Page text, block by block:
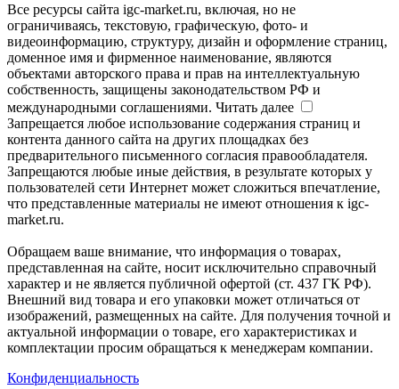
Все ресурсы сайта igc-market.ru, включая, но не
ограничиваясь, текстовую, графическую, фото- и
видеоинформацию, структуру, дизайн и оформление страниц,
доменное имя и фирменное наименование, являются
объектами авторского права и прав на интеллектуальную
собственность, защищены законодательством РФ и
международными соглашениями. Читать далее
Запрещается любое использование содержания страниц и
контента данного сайта на других площадках без
предварительного письменного согласия правообладателя.
Запрещаются любые иные действия, в результате которых у
пользователей сети Интернет может сложиться впечатление,
что представленные материалы не имеют отношения к igc-
market.ru.
Обращаем ваше внимание, что информация о товарах,
представленная на сайте, носит исключительно справочный
характер и не является публичной офертой (ст. 437 ГК РФ).
Внешний вид товара и его упаковки может отличаться от
изображений, размещенных на сайте. Для получения точной и
актуальной информации о товаре, его характеристиках и
комплектации просим обращаться к менеджерам компании.
Конфиденциальность